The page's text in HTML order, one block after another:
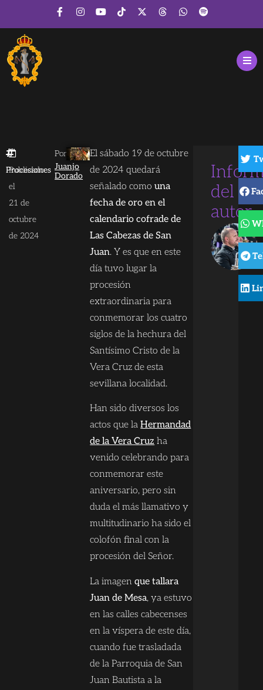
Procesiones
Publicado
el
21 de
octubre
de 2024
Por
Juanjo
Dorado
El sábado 19 de octubre
de 2024 quedará
señalado comouna
fecha de oro en el
calendario cofrade de
Las Cabezas de San
Juan. Y es que en este
día tuvo lugar la
procesión
extraordinaria para
conmemorar los cuatro
siglos de la hechura del
Santísimo Cristo de la
Vera Cruz de esta
sevillana localidad.
Han sido diversos los
actos que laHermandad
de la Vera Cruz ha
venido celebrando para
conmemorar este
aniversario, pero sin
duda el más llamativo y
multitudinario ha sido el
colofón final con la
procesión del Señor.
La imagenque tallara
Juan de Mesa, ya estuvo
en las calles cabecenses
en la víspera de este día,
cuando fue trasladada
de la Parroquia de San
Juan Bautista a la
del
autor